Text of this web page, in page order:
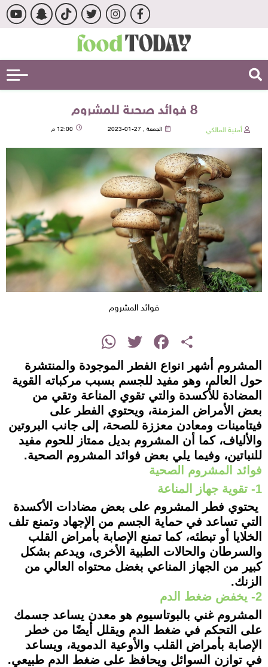
8 فوائد صحية للمشروم
أمنية المالكي الجمعة , 27-01-2023 12:00 م
فوائد المشروم
Share
Facebook
Twitter
WhatsApp
المشروم أشهر أنواع الفطر الموجودة والمنتشرة
حول العالم، وهو مفيد للجسم بسبب مركباته القوية
المضادة للأكسدة والتي تقوي المناعة وتقي من
بعض الأمراض المزمنة، ويحتوي الفطر على
فيتامينات ومعادن معززة للصحة، إلى جانب البروتين
والألياف، كما أن المشروم بديل ممتاز للحوم مفيد
للنباتين، وفيما يلي بعض فوائد المشروم الصحية.
فوائد المشروم الصحية
1- تقوية جهاز المناعة
يحتوي فطر المشروم على بعض مضادات الأكسدة
التي تساعد في حماية الجسم من الإجهاد وتمنع تلف
الخلايا أو تبطئه، كما تمنع الإصابة بأمراض القلب
والسرطان والحالات الطبية الأخرى، ويدعم بشكل
كبير من الجهاز المناعي بغضل محتواه العالي من
الزنك.
2- يخفض ضغط الدم
المشروم غني بالبوتاسيوم هو معدن يساعد جسمك
على التحكم في ضغط الدم ويقلل أيضًا من خطر
الإصابة بأمراض القلب والأوعية الدموية، ويساعد
في توازن السوائل ويحافظ على ضغط الدم طبيعي.